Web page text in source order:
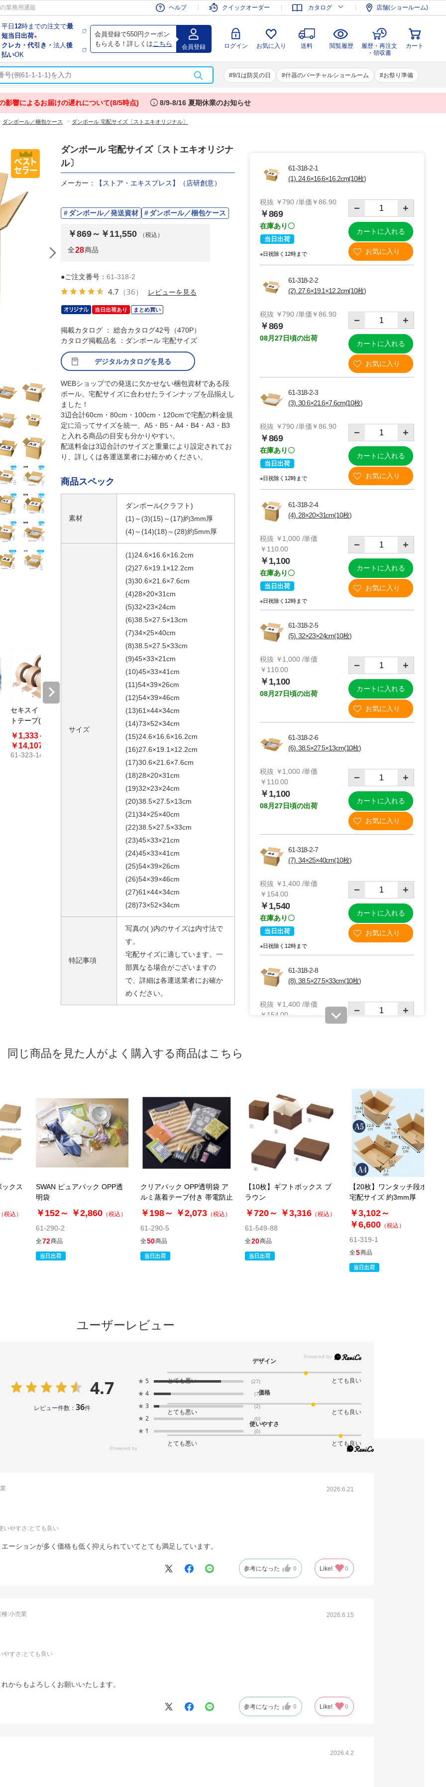
業務用通販 ヘルプ クイックオーダー カタログ 店舗(ショールーム)
平日12時までの注文で最
短当日出荷※
クレカ・代引き・法人後
払いOK
会員登録で550円クーポン
もらえる！詳しくは こちら 会員登録 ログイン お気に入り 送料 閲覧履歴
履歴・再注文
・領収書
カート
9/1は防災の日 什器のバーチャルショールーム お祭り準備
会員登録 ログイン お気に入り 送料 閲覧履歴
履歴・再注文
・領収書
カート
影響によるお届けの遅れについて(8/5時点) info 8/9-8/16 夏期休業のお知らせ
ダンボール／梱包ケース > ダンボール 宅配サイズ〔ストエキオリジナル〕
(1)A5・24.6×16.6×16.2cm【60サイズ】10枚 (2)B5・27.6×19.1×12.2cm【60サイズ】10枚
セキスイ クラフ
トテープ(50m
巻)
￥1,333～
￥14,107
61-323-14
×25m巻）#383
￥319～
【48枚】注意喚
起シール
￥297
45mm幅×50m巻
￥495
クラフトテープ
61-812-78
セキスイ 透明梱
包用テープ
￥2,059～
￥2,831
ダンボール 宅配サイズ〔ストエキオリジナ
ル〕
メーカー： 【ストア・エキスプレス】（店研創意）
ダンボール／発送資材 ダンボール／梱包ケース
￥869～￥11,550 （税込）
全28商品
●ご注文番号： 61-318-2
4.7 （36） レビューを見る
当日出荷あり まとめ買い
掲載カタログ ： 総合カタログ42号（470P）
デジタルカタログを見る
カタログ掲載品名 ：ダンボール 宅配サイズ
WEBショップでの発送に欠かせない梱包資材である段
ボール。宅配サイズに合わせたラインナップを品揃えし
ました！
3辺合計60cm・80cm・100cm・120cmで宅配の料金規
定に沿ってサイズを統一、A5・B5・A4・B4・A3・B3
と入れる商品の目安も分かりやすい。
配送料金は3辺合計のサイズと重量により設定されてお
り、詳しくは各運送業者にお確かめください。
商品スペック
素材
ダンボール(クラフト)
(1)～(3)(15)～(17)約3mm厚
(4)～(14)(18)～(28)約5mm厚
サイズ
(1)24.6×16.6×16.2cm
(2)27.6×19.1×12.2cm
(3)30.6×21.6×7.6cm
(4)28×20×31cm
(5)32×23×24cm
(6)38.5×27.5×13cm
(7)34×25×40cm
(8)38.5×27.5×33cm
(9)45×33×21cm
(10)45×33×41cm
(11)54×39×26cm
(12)54×39×46cm
(13)61×44×34cm
(14)73×52×34cm
(15)24.6×16.6×16.2cm
(16)27.6×19.1×12.2cm
(17)30.6×21.6×7.6cm
(18)28×20×31cm
(19)32×23×24cm
(20)38.5×27.5×13cm
(21)34×25×40cm
(22)38.5×27.5×33cm
(23)45×33×21cm
(24)45×33×41cm
(25)54×39×26cm
(26)54×39×46cm
(27)61×44×34cm
(28)73×52×34cm
特記事項
写真の( )内のサイズは内寸法で
す。
宅配サイズに適しています。一
部異なる場合がございますの
で、詳細は各運送業者にお確か
めください。
61-318-2-1
(1). 24.6×16.6×16.2cm(10枚)
税抜 ￥790 /単価￥86.90
￥869
在庫あり〇
当日出荷
※日祝除く12時まで
カートに入れる
61-318-2-2
(2). 27.6×19.1×12.2cm(10枚)
税抜 ￥790 /単価￥86.90
￥869
08月27日頃の出荷
カートに入れる
61-318-2-3
(3). 30.6×21.6×7.6cm(10枚)
税抜 ￥790 /単価￥86.90
￥869
在庫あり〇
当日出荷
※日祝除く12時まで
カートに入れる
61-318-2-4
(4). 28×20×31cm(10枚)
税抜 ￥1,000 /単価
￥110.00
￥1,100
在庫あり〇
当日出荷
※日祝除く12時まで
カートに入れる
61-318-2-5
(5). 32×23×24cm(10枚)
税抜 ￥1,000 /単価
￥110.00
￥1,100
08月27日頃の出荷
カートに入れる
61-318-2-6
(6). 38.5×27.5×13cm(10枚)
税抜 ￥1,000 /単価
￥110.00
￥1,100
08月27日頃の出荷
カートに入れる
61-318-2-7
(7). 34×25×40cm(10枚)
税抜 ￥1,400 /単価
￥154.00
￥1,540
在庫あり〇
当日出荷
※日祝除く12時まで
カートに入れる
61-318-2-8
(8). 38.5×27.5×33cm(10枚)
税抜 ￥1,400 /単価
￥154.00
(9). 45×33×21cm(10枚)
税抜 ￥1,400 /単価
￥154.00
￥1,540
在庫あり〇
※日祝除く12時まで
カートに入れる
61-318-2-11
(10). 45×33×41cm(10枚)
税抜 ￥1,910 /単価
￥210.10
税抜 ￥1,910 /単価
￥2,101
61-318-2-35
(13). 61×44×34cm(10枚)
(14). 73×52×34cm(10枚)
同じ商品を見た人がよく購入する商品はこちら
クス
税込）
SWAN ピュアパック OPP透
明袋
￥152～ ￥2,860 （税込）
61-290-2
全72商品
クリアパック OPP透明袋 ア
ルミ蒸着テープ付き 帯電防止
￥198～ ￥2,073 （税込）
61-290-5
全50商品
【10枚】ギフトボックス ブ
ラウン
￥720～ ￥3,316 （税込）
61-549-88
全20商品
【20枚】ワンタッチ段ボール
宅配サイズ 約3mm厚
￥3,102～
￥6,600 （税込）
61-319-1
全5商品
ユーザーレビュー
4.7
レビュー件数： 36件
★ 5 (27)
★ 4 (7)
★ 3 (2)
★ 2 (0)
★ 1 (0)
デザイン
とても悪い
とても良い
価格
とても悪い
とても良い
使いやすさ
とても悪い とても良い
2026.6.21
いやすさ :とても良い
ーションが多く価格も低く抑えられていてとても満足しています。
参考になった 0 Like! 0
2026.6.15
やすさ :とても良い
種:小売業
からもよろしくお願いいたします。
参考になった 0 Like! 0
2026.4.2